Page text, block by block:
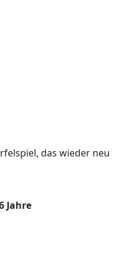
das wieder neu
Jahre